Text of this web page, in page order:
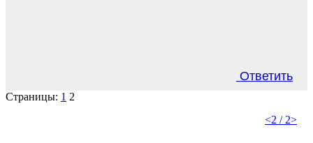
Ответить
Страницы: 1 2
<2 / 2>